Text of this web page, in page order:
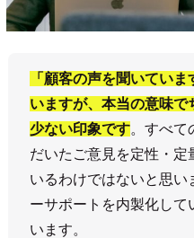
「顧客の声を聞いてい
いますが、本当の意味で
少ない印象です。すべて
だいたご意見を定性・定
いるわけではないと思い
ーサポートを内製化して
います。